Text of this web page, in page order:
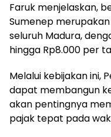
Faruk menjelaskan,
Sumenep
seluruh Madura,
hingga Rp8.000 per
Melalui kebijakan ini,
dapat membangun
akan pentingnya
pajak tepat pada